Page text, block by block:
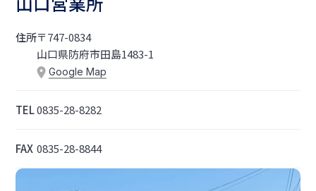
住所〒747-0834
山口県防府市田島1483-1
Google Map
TEL0835-28-8282
FAX 0835-28-8844